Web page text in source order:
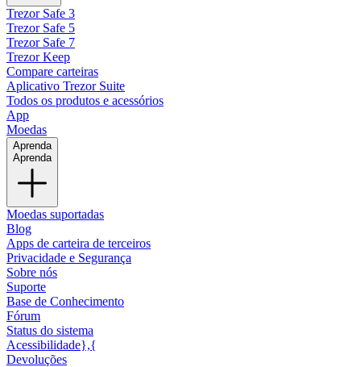
Trezor Safe 3
Trezor Safe 5
Trezor Safe 7
Trezor Keep
Compare carteiras
Aplicativo Trezor Suite
Todos os produtos e acessórios
App
Moedas
Aprenda
Aprenda
Moedas suportadas
Blog
Apps de carteira de terceiros
Privacidade e Segurança
Sobre nós
Suporte
Base de Conhecimento
Fórum
Status do sistema
Acessibilidade},{
Devoluções